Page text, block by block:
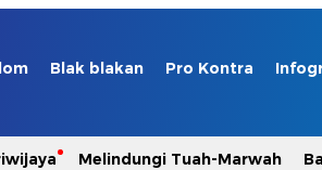
Blak blakan Pro Kontra
Melindungi Tuah-Marwah